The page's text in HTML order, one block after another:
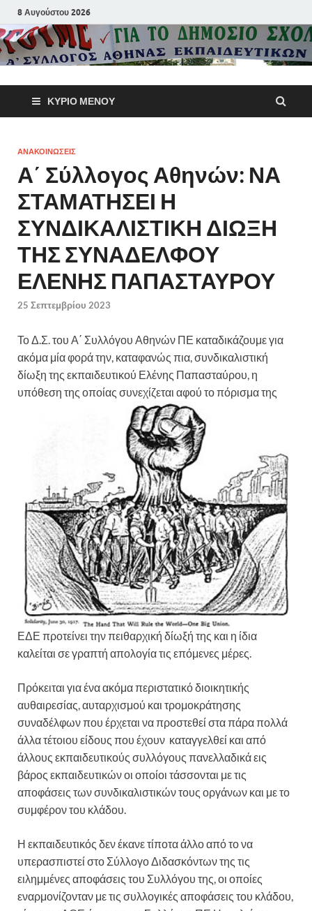
8 Αυγούστου 2026
Α΄
Αθηνών
Π.Ε.
ΚΎΡΙΟ ΜΕΝΟΎ
ΑΝΑΚΟΙΝΩΣΕΙΣ
Α΄ Σύλλογος Αθηνών: ΝΑ
ΣΤΑΜΑΤΗΣΕΙ Η
ΣΥΝΔΙΚΑΛΙΣΤΙΚΗ ΔΙΩΞΗ
ΤΗΣ ΣΥΝΑΔΕΛΦΟΥ
ΕΛΕΝΗΣ ΠΑΠΑΣΤΑΥΡΟΥ
25 Σεπτεμβρίου 2023
Το Δ.Σ. του Α΄ Συλλόγου Αθηνών ΠΕ καταδικάζουμε για
ακόμα μία φορά την, καταφανώς πια, συνδικαλιστική
δίωξη της εκπαιδευτικού Ελένης Παπασταύρου, η
υπόθεση της οποίας συνεχίζεται αφού το πόρισμα της
ΕΔΕ προτείνει την πειθαρχική δίωξή της και η ίδια
καλείται σε γραπτή απολογία τις επόμενες μέρες.
Πρόκειται για ένα ακόμα περιστατικό διοικητικής
αυθαιρεσίας, αυταρχισμού και τρομοκράτησης
συναδέλφων που έρχεται να προστεθεί στα πάρα πολλά
άλλα τέτοιου είδους που έχουν καταγγελθεί και από
άλλους εκπαιδευτικούς συλλόγους πανελλαδικά εις
βάρος εκπαιδευτικών οι οποίοι τάσσονται με τις
αποφάσεις των συνδικαλιστικών τους οργάνων και με το
συμφέρον του κλάδου.
Η εκπαιδευτικός δεν έκανε τίποτα άλλο από το να
υπερασπιστεί στο Σύλλογο Διδασκόντων της τις
ειλημμένες αποφάσεις του Συλλόγου της, οι οποίες
εναρμονίζονταν με τις συλλογικές αποφάσεις του κλάδου,